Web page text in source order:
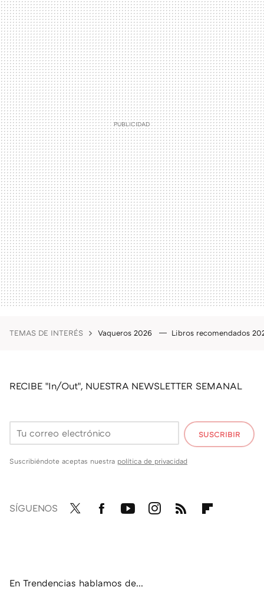
TEMAS DE INTERÉS Vaqueros 2026 Libros recomendados
RECIBE "In/Out", NUESTRA NEWSLETTER SEMANAL
SUSCRIBIR
Suscribiéndote aceptas nuestra política de privacidad
SÍGUENOS
En Trendencias hablamos de...